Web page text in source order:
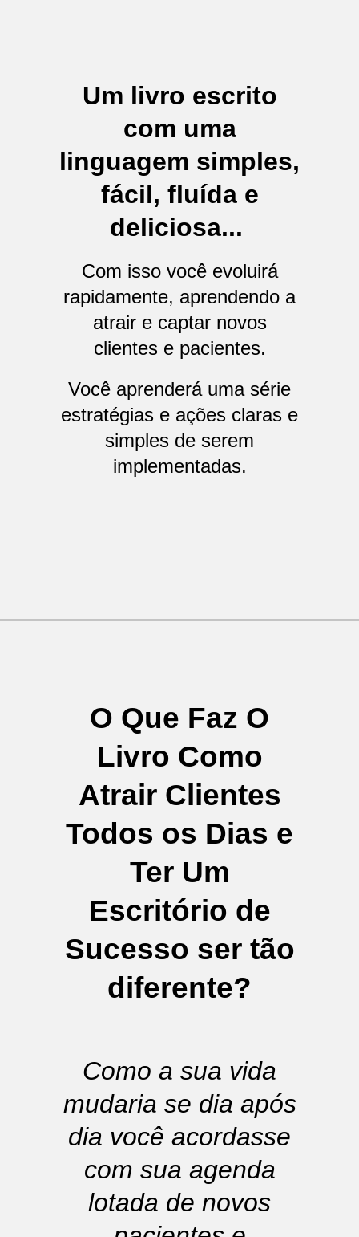
Um livro escrito
com uma
linguagem simples,
fácil, fluída e
deliciosa...
Com isso você evoluirá
rapidamente, aprendendo a
atrair e captar novos
clientes e pacientes.
Você aprenderá uma série
estratégias e ações claras e
simples de serem
implementadas.
O Que Faz O
Livro Como
Atrair Clientes
Todos os Dias e
Ter Um
Escritório de
Sucesso ser tão
diferente?
Como a sua vida
mudaria se dia após
dia você acordasse
com sua agenda
lotada de novos